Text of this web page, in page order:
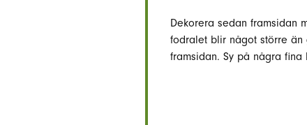
Dekorera sedan framsidan
fodralet blir något större än
framsidan. Sy på några